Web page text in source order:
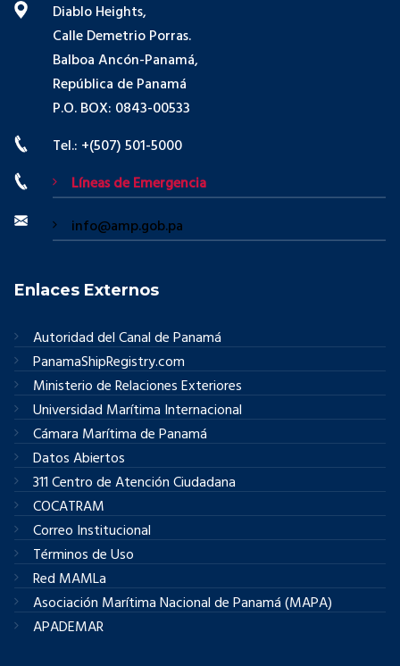
Diablo Heights,
Calle Demetrio Porras.
Balboa Ancón-Panamá,
República de Panamá
P.O. BOX: 0843-00533
Tel.: +(507) 501-5000
Líneas de Emergencia
info@amp.gob.pa
Enlaces Externos
Autoridad del Canal de Panamá
PanamaShipRegistry.com
Ministerio de Relaciones Exteriores
Universidad Marítima Internacional
Cámara Marítima de Panamá
Datos Abiertos
311 Centro de Atención Ciudadana
COCATRAM
Correo Institucional
Términos de Uso
Red MAMLa
Asociación Marítima Nacional de Panamá (MAPA)
APADEMAR